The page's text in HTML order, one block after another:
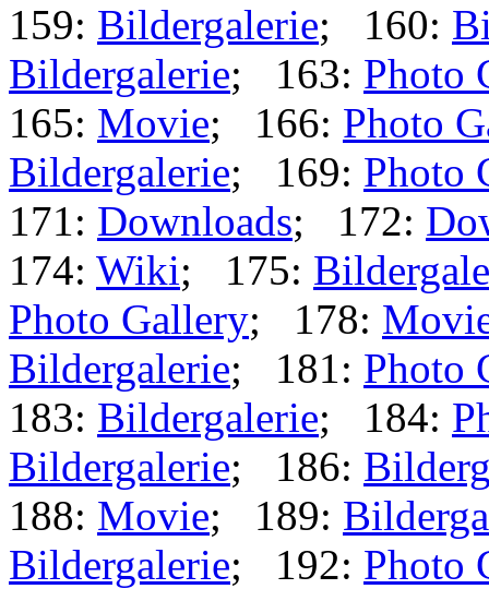
159: Bildergalerie; 160:
Bildergalerie; 163: Photo
165: Movie; 166: Photo
Bildergalerie; 169: Photo
171: Downloads; 172:
174: Wiki; 175:
Photo Gallery; 178:
Bildergalerie; 181: Photo
183: Bildergalerie; 184:
Bildergalerie; 186:
188: Movie; 189:
Bildergalerie; 192: Photo